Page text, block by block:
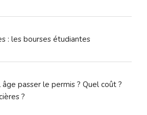
: les bourses étudiantes
passer le permis ? Quel coût ?
?